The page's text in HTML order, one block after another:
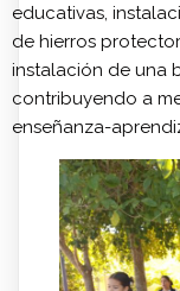
educativas,
de hierros
instalación de una
contribuyendo a
enseñanza-